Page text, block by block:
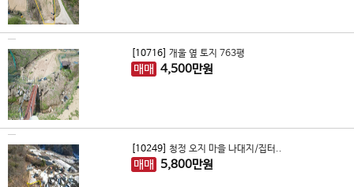
[10716] 개울 옆 토지 763평
매매 4,500만원
[10249] 청정 오지 마을 나대지/집터..
매매 5,800만원